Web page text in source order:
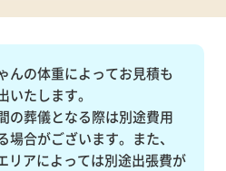
んの体重によってお見積も
いたします。
の葬儀となる際は別途費用
場合がございます。また、
リアによっては別途出張費が